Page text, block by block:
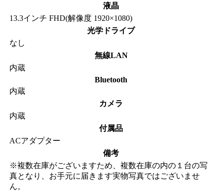
液晶
13.3インチ FHD(解像度 1920×1080)
光学ドライブ
なし
無線LAN
内蔵
Bluetooth
内蔵
カメラ
内蔵
付属品
ACアダプター
備考
※複数在庫がございますため、複数在庫の内の１台の写
真となり、お手元に届きます実物写真ではございませ
ん。